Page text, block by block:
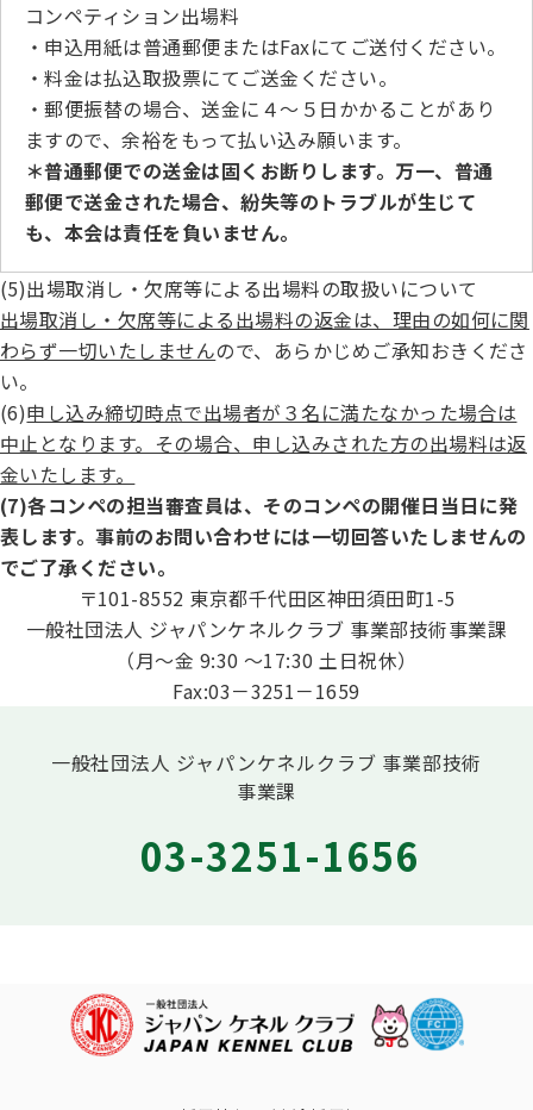
コンペティション出場料
・申込用紙は普通郵便またはFaxにてご送付ください。
・料金は払込取扱票にてご送金ください。
・郵便振替の場合、送金に４～５日かかることがあり
ますので、余裕をもって払い込み願います。
＊普通郵便での送金は固くお断りします。万一、普通
郵便で送金された場合、紛失等のトラブルが生じて
も、本会は責任を負いません。
(5)出場取消し・欠席等による出場料の取扱いについて
出場取消し・欠席等による出場料の返金は、理由の如何に関
わらず一切いたしませんので、あらかじめご承知おきくださ
い。
(6)申し込み締切時点で出場者が３名に満たなかった場合は
中止となります。その場合、申し込みされた方の出場料は返
金いたします。
(7)各コンペの担当審査員は、そのコンペの開催日当日に発
表します。事前のお問い合わせには一切回答いたしませんの
でご了承ください。
〒101-8552 東京都千代田区神田須田町1-5
一般社団法人 ジャパンケネルクラブ 事業部技術事業課
（月～金 9:30 ～17:30 土日祝休）
Fax:03－3251－1659
一般社団法人 ジャパンケネルクラブ 事業部技術
事業課
03-3251-1656